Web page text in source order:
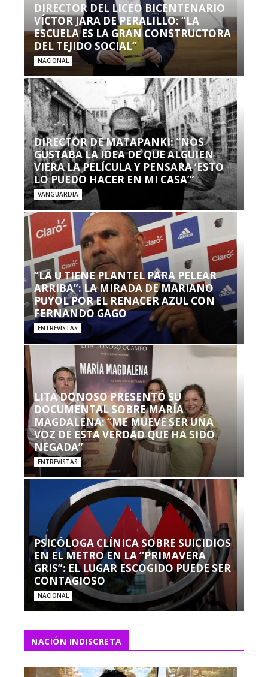
DIRECTOR DEL LICEO BICENTENARIO
VÍCTOR JARA DE PERALILLO: “LA
ESCUELA ES LA GRAN CONSTRUCTORA
DEL TEJIDO SOCIAL”
NACIONAL
DIRECTOR DE MATAPANKI: “NOS
GUSTABA LA IDEA DE QUE ALGUIEN
VIERA LA PELÍCULA Y PENSARA ‘ESTO
LO PUEDO HACER EN MI CASA’”
VANGUARDIA
“LA U TIENE PLANTEL PARA PELEAR
ARRIBA”: LA MIRADA DE MARIANO
PUYOL POR EL RENACER AZUL CON
FERNANDO GAGO
ENTREVISTAS
LITA DONOSO PRESENTÓ SU
DOCUMENTAL SOBRE MARÍA
MAGDALENA: “ME MUEVE SER UNA
VOZ DE ESTA VERDAD QUE HA SIDO
NEGADA”
ENTREVISTAS
PSICÓLOGA CLÍNICA SOBRE SUICIDIOS
EN EL METRO EN LA “PRIMAVERA
GRIS”: EL LUGAR ESCOGIDO PUEDE SER
CONTAGIOSO
NACIONAL
NACIÓN INDISCRETA